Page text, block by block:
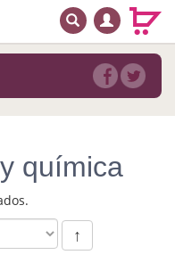
BUSCAR
química
↑